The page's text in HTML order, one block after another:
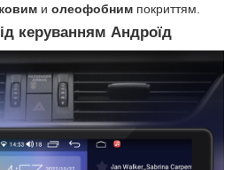
и олеофобним покриттям.
керуванням Андроїд